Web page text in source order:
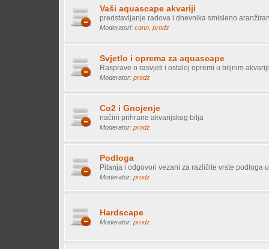
Vaši aquascape akvariji
predstavljanje radova i dnevnika smisleno
Moderatori: cann prodz
Svjetlo i oprema za aquascape
Rasprave o rasvjeti i ostaloj opremi u biljnim
Moderator: prodz
Co2 i Gnojenje
načini prihrane akvarijskog bilja
Moderator: prodz
Podloga
Pitanja i odgovori vezani za različite vrste podloga
Moderator: prodz
Hardscape
Moderator: prodz